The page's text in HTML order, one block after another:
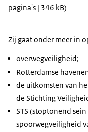
pagina's | 346 kB)
Zij gaat onder meer in
overwegveiligheid;
Rotterdamse
de uitkomsten van
de Stichting
STS (stoptonend
spoorwegveiligheid